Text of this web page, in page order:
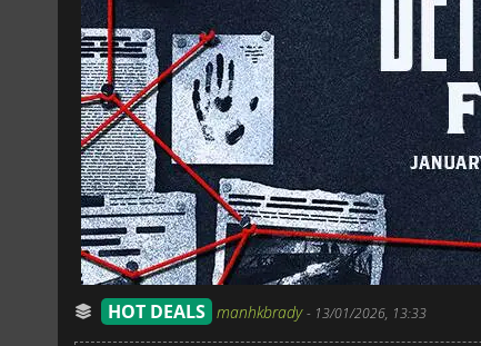
HOT DEALS manhkbrady- 13/01/2026, 13:33